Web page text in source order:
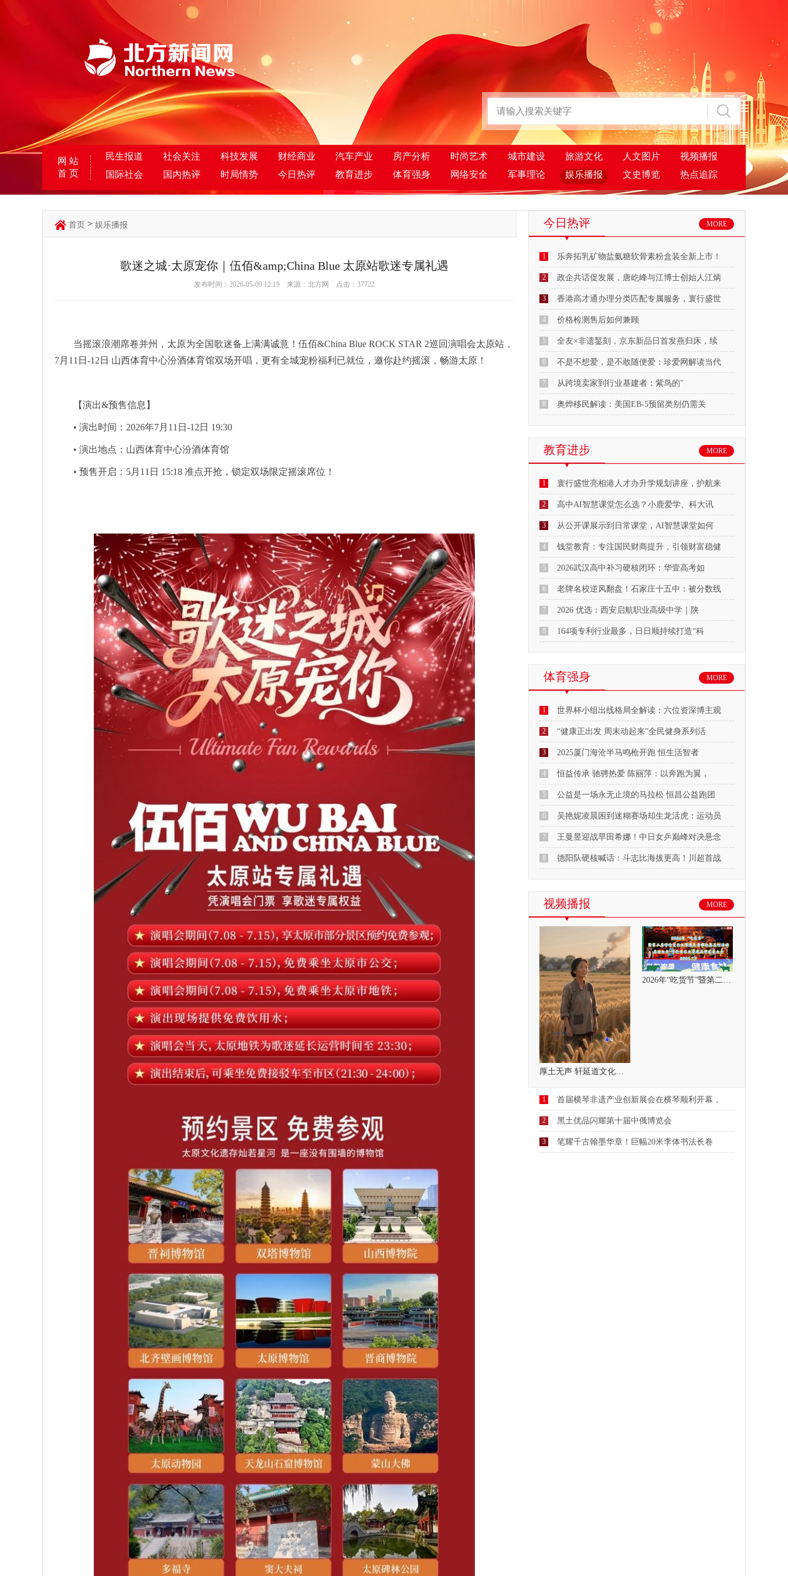
网 站
首 页
民生报道 社会关注 科技发展 财经商业 汽车产业 房产分析 时尚艺术 城市建设 旅游文化 人文图片
视频播报
国际社会
国内热评 时局情势 今日热评 教育进步 体育强身 网络安全 军事理论 娱乐播报 文史博览 热点追踪
首页 > 娱乐播报
歌迷之城·太原宠你｜伍佰&amp;China Blue 太原站歌迷专属礼遇
发布时间：2026-05-09 12:19 来源：北方网 点击： 37722
当摇滚浪潮席卷并州，太原为全国歌迷备上满满诚意！伍佰&China Blue ROCK STAR 2巡回演唱会太原站，
7月11日-12日 山西体育中心汾酒体育馆双场开唱，更有全城宠粉福利已就位，邀你赴约摇滚，畅游太原！
【演出&预售信息】
• 演出时间：2026年7月11日-12日 19:30
• 演出地点：山西体育中心汾酒体育馆
• 预售开启：5月11日 15:18 准点开抢，锁定双场限定摇滚席位！
今日热评 MORE
1 乐奔拓乳矿物盐氨糖软骨素粉盒装全新上市！
2 政企共话促发展，唐屹峰与江博士创始人江炳
3 香港高才通办理分类匹配专属服务，寰行盛世
4 价格检测售后如何兼顾
5 全友×非遗錾刻，京东新品日首发燕归床，续
6 不是不想爱，是不敢随便爱：珍爱网解读当代
7 从跨境卖家到行业基建者：紫鸟的"
8 奥烨移民解读：美国EB-5预留类别仍需关
教育进步 MORE
1 寰行盛世亮相港人才办升学规划讲座，护航来
2 高中AI智慧课堂怎么选？小鹿爱学、科大讯
3 从公开课展示到日常课堂，AI智慧课堂如何
4 钱堂教育：专注国民财商提升，引领财富稳健
5 2026武汉高中补习硬核闭环：华壹高考如
6 老牌名校逆风翻盘！石家庄十五中：被分数线
7 2026 优选：西安启航职业高级中学｜陕
8 164项专利行业最多，日日顺持续打造“科
体育强身 MORE
1 世界杯小组出线格局全解读：六位资深博主观
2 “健康正出发 周末动起来”全民健身系列活
3 2025厦门海沧半马鸣枪开跑 恒生活智者
4 恒益传承 驰骋热爱 陈丽萍：以奔跑为翼，
5 公益是一场永无止境的马拉松 恒昌公益跑团
6 吴艳妮凌晨困到迷糊赛场却生龙活虎：运动员
7 王曼昱迎战早田希娜！中日女乒巅峰对决悬念
8 德阳队硬核喊话：斗志比海拔更高！川超首战
视频播报 MORE
厚土无声 轩延道文化，疗愈自己，温暖他人
2026年“吃货节”暨第二届呼伦贝尔大草
1 首届横琴非遗产业创新展会在横琴顺利开幕，
2 黑土优品闪耀第十届中俄博览会
3 笔耀千古翰墨华章！巨幅20米李体书法长卷